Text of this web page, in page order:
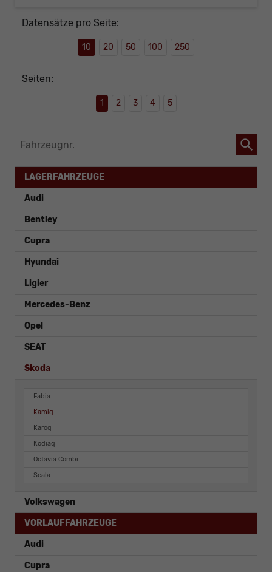
Datensätze pro Seite:
10 20 50 100 250
Seiten:
1 2 3 4 5
Fahrzeugnr.
LAGERFAHRZEUGE
Audi
Bentley
Cupra
Hyundai
Ligier
Mercedes-Benz
Opel
SEAT
Skoda
Fabia
Kamiq
Karoq
Kodiaq
Octavia Combi
Scala
Volkswagen
VORLAUFFAHRZEUGE
Audi
Cupra